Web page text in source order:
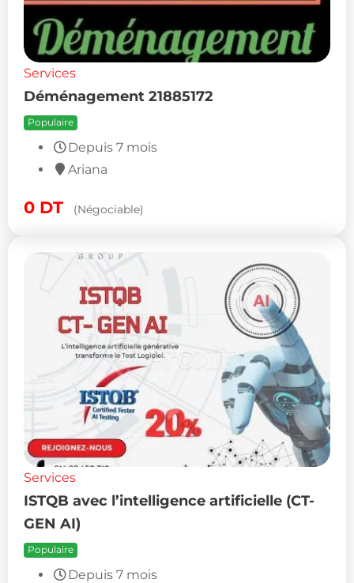
Services
Déménagement 21885172
Populaire
Depuis 7 mois
Ariana
0 DT (Négociable)
Services
ISTQB avec l’intelligence artificielle (CT-
GEN AI)
Populaire
Depuis 7 mois